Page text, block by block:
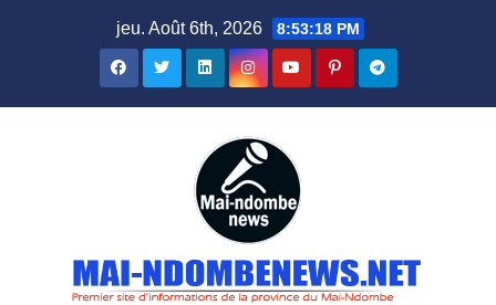
jeu. Août 6th, 2026 8:53:19 PM